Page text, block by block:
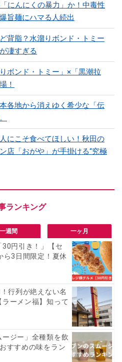
にんにくの暴力」か！中毒性
旨麺にハマる人続出
背脂？水溜りボンド・トミー
凄すぎる
ボンド・トミー」×「黒潮拉
！
各地から消えゆく希少な「伝
にこそ食べてほしい！秋田の
店「おがや」が手掛ける“究極
一週間 一ヶ月
30円引き！」【セ
ら3日間限定！夏休
行列が絶えない名
ーメン福】知って
ジー」全種類を飲
すすめの味をラン